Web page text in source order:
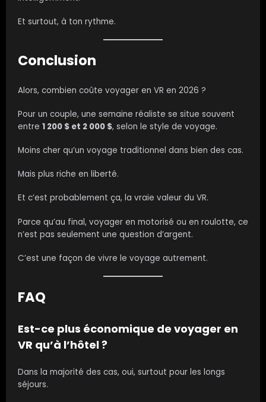
Et surtout, à ton rythme.
Conclusion
Alors, combien coûte voyager en VR en 2026 ?
Pour un couple, une semaine réaliste se situe souvent
entre 1 200 $ et 2 000 $, selon le style de voyage.
Moins cher qu’un voyage traditionnel dans bien des cas.
Mais plus riche en liberté.
Et c’est probablement ça, la vraie valeur du VR.
Parce qu’au final, voyager en motorisé ou en roulotte, ce
n’est pas seulement une question d’argent.
C’est une façon de vivre le voyage autrement.
FAQ
Est-ce plus économique de voyager en
VR qu’à l’hôtel ?
Dans la majorité des cas, oui, surtout pour les longs
séjours.